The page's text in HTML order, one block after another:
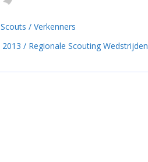
Scouts
Verkenners
2013
Regionale Scouting Wedstrijden